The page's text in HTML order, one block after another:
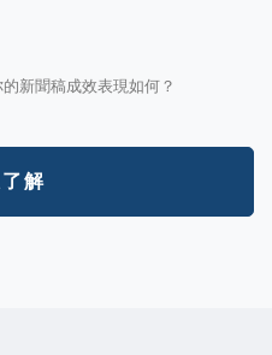
新聞稿成效表現如何？
解